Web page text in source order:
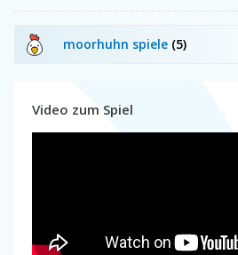
moorhuhn spiele (5)
Video zum Spiel